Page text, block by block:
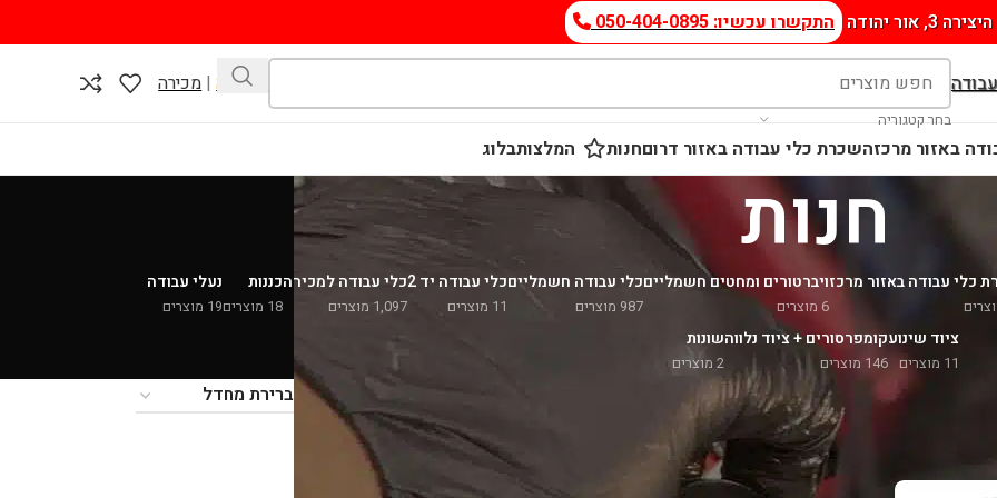
היצירה 3, אור יהודה התקשרו עכשיו: 050-404-0895
בחר קטגוריה
השכרה| מכירה
באזור מרכזהשכרת כלי עבודה באזור דרוםחנות המלצותבלוג
חנות
כלי עבודה באזור מרכזויברטורים ומחטים חשמליים
6 מוצרים
כלי עבודה חשמליים
987 מוצרים
כלי עבודה יד 2
11 מוצרים
כלי עבודה למכירה
1,097 מוצרים
כננות
18 מוצרים
נעלי עבודה
19 מוצרים
ציוד שינוע
11 מוצרים
קומפרסורים + ציוד נלווה
146 מוצרים
שונות
2 מוצרים